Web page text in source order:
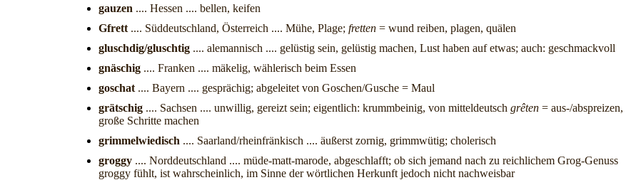
gauzen .... Hessen .... bellen, keifen
Gfrett .... Süddeutschland, Österreich .... Mühe, Plage; fretten = wund reiben, plagen, quälen
gluschdig/gluschtig .... alemannisch .... gelüstig sein, gelüstig machen, Lust haben auf etwas; auch: geschmackvoll
gnäschig .... Franken .... mäkelig, wählerisch beim Essen
goschat .... Bayern .... gesprächig; abgeleitet von Goschen/Gusche = Maul
grätschig .... Sachsen .... unwillig, gereizt sein; eigentlich: krummbeinig, von mitteldeutsch grêten = aus-/abspreizen,
große Schritte machen
grimmelwiedisch .... Saarland/rheinfränkisch .... äußerst zornig, grimmwütig; cholerisch
groggy .... Norddeutschland .... müde-matt-marode, abgeschlafft; ob sich jemand nach zu reichlichem Grog-Genuss
groggy fühlt, ist wahrscheinlich, im Sinne der wörtlichen Herkunft jedoch nicht nachweisbar